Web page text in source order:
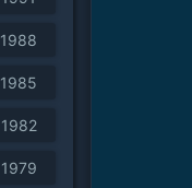
1988
1985
1982
1979